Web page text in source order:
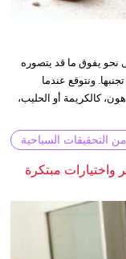
نحو يفوق ما قد يتصوره
ونتوقع عندما
كالكريمة أو الحليب،
من التحقيقات السياحية
مبتكرة